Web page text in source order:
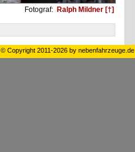
Fotograf: Ralph Mildner [†]
© Copyright 2011-2026 by nebenfahrzeuge.de